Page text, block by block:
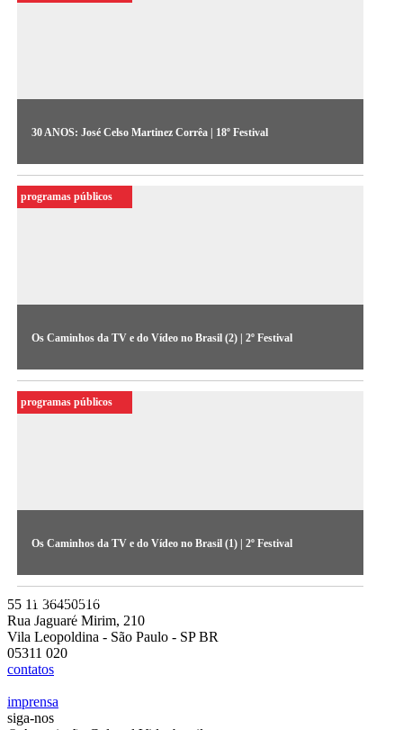
30 ANOS: José Celso Martinez Corrêa | 18º Festival
​O diretor de teatro José Celso Martinez relembra a atuação do
grupo Uzyna Uzona nos anos 1980, quando se apropriaram da
nova linguagem do vídeo para se expressar diante dos anos de
Os Caminhos da TV e do Vídeo no Brasil (2) | 2º Festival
Segundo debate do Festival de 1984, dedicado à produção
independente (áudio cedido pelo Acervo do MIS-SP)
programas públicos
Os Caminhos da TV e do Vídeo no Brasil (1) | 2º Festival
Primeiro debate realizado no Festival de 1984, abordou
aspectos políticos e econômicos (áudio cedido pelo Acervo do
MIS-SP)
programas públicos
55 11 36450516
Rua Jaguaré Mirim, 210
Vila Leopoldina - São Paulo - SP BR
05311 020
contatos
imprensa
siga-nos